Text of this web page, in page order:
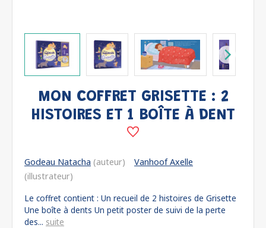
MON COFFRET GRISETTE : 2
HISTOIRES ET 1 BOÎTE À DENT
Godeau Natacha (auteur)
Vanhoof Axelle
(illustrateur)
Le coffret contient : Un recueil de 2 histoires de Grisette
Une boîte à dents Un petit poster de suivi de la perte
des... suite